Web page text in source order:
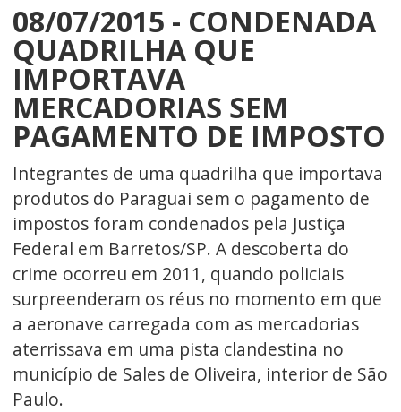
08/07/2015 - CONDENADA
QUADRILHA QUE
IMPORTAVA
MERCADORIAS SEM
PAGAMENTO DE IMPOSTO
Integrantes de uma quadrilha que importava
produtos do Paraguai sem o pagamento de
impostos foram condenados pela Justiça
Federal em Barretos/SP. A descoberta do
crime ocorreu em 2011, quando policiais
surpreenderam os réus no momento em que
a aeronave carregada com as mercadorias
aterrissava em uma pista clandestina no
município de Sales de Oliveira, interior de São
Paulo.